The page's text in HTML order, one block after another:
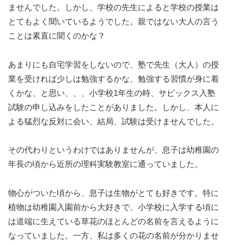
ませんでした。しかし、学校の先生によると学校の授業は
とてもよく聞いているようでした。親ではない大人の言う
ことは素直に聞くのかな？
あまりにも自宅学習をしないので、塾で先生（大人）の授
業を受ければ少しは勉強するかな、勉強する習慣が身に着
くかな、と思い、、、小学校1年生の時、サピックス入塾
試験の申し込みをしたことがありました。しかし、本人に
よる猛烈な反対に会い、結局、試験は受けませんでした。
その代わりというわけではありませんが、息子は幼稚園の
年長の頃から近所の理科実験教室に通っていました。
物心がついた頃から、息子は生物がとても好きです。特に
植物は幼稚園入園前から大好きで、小学校に入学する頃に
は道端に生えている草花のほとんどの名前を言えるように
なっていました。一方、私は多くの花の名前が分かりませ